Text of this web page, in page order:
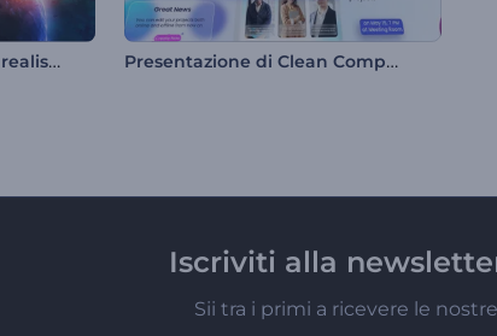
Introduzione all'universo realistico Presentazione di Clean Company
Iscriviti alla
Sii tra i primi a ricevere le